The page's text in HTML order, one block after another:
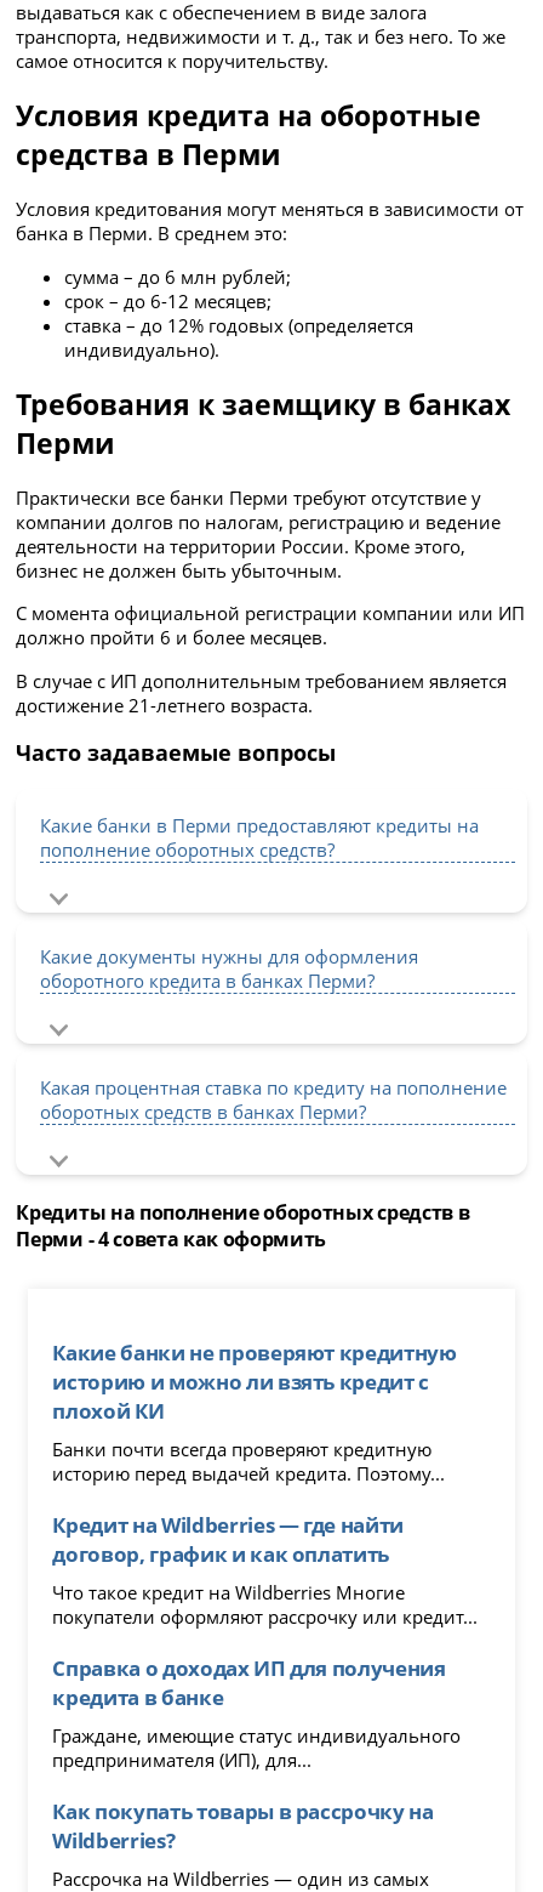
выдаваться как с обеспечением в виде залога
транспорта, недвижимости и т. д., так и без него. То же
самое относится к поручительству.
Условия кредита на оборотные
средства в Перми
Условия кредитования могут меняться в зависимости от
банка в Перми. В среднем это:
сумма – до 6 млн рублей;
срок – до 6-12 месяцев;
ставка – до 12% годовых (определяется
индивидуально).
Требования к заемщику в банках
Перми
Практически все банки Перми требуют отсутствие у
компании долгов по налогам, регистрацию и ведение
деятельности на территории России. Кроме этого,
бизнес не должен быть убыточным.
С момента официальной регистрации компании или ИП
должно пройти 6 и более месяцев.
В случае с ИП дополнительным требованием является
достижение 21-летнего возраста.
Часто задаваемые вопросы
Какие банки в Перми предоставляют кредиты на
пополнение оборотных средств?
Какие документы нужны для оформления
оборотного кредита в банках Перми?
Какая процентная ставка по кредиту на пополнение
оборотных средств в банках Перми?
Кредиты на пополнение оборотных средств в
Перми - 4 совета как оформить
Какие банки не проверяют кредитную
историю и можно ли взять кредит с
плохой КИ
Банки почти всегда проверяют кредитную
историю перед выдачей кредита. Поэтому...
Кредит на Wildberries — где найти
договор, график и как оплатить
Что такое кредит на Wildberries Многие
покупатели оформляют рассрочку или кредит...
Справка о доходах ИП для получения
кредита в банке
Граждане, имеющие статус индивидуального
предпринимателя (ИП), для...
Как покупать товары в рассрочку на
Wildberries?
Рассрочка на Wildberries — один из самых